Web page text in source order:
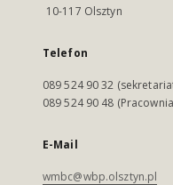
10-117 Olsztyn
Telefon
089 524 90 32
089 524 90 48
E-Mail
wmbc@wbp.olsztyn.pl